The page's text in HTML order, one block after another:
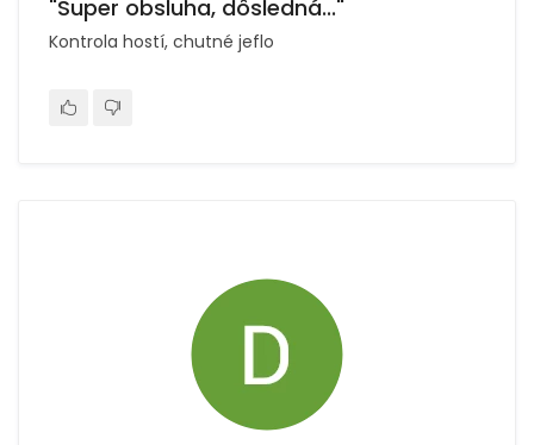
"Super obsluha, dôsledná..."
Kontrola hostí, chutné jeflo